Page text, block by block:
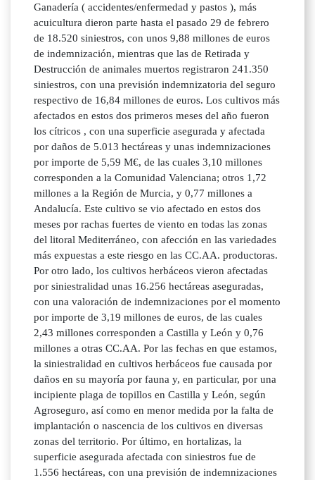
Ganadería ( accidentes/enfermedad y pastos ), más
acuicultura dieron parte hasta el pasado 29 de febrero
de 18.520 siniestros, con unos 9,88 millones de euros
de indemnización, mientras que las de Retirada y
Destrucción de animales muertos registraron 241.350
siniestros, con una previsión indemnizatoria del seguro
respectivo de 16,84 millones de euros. Los cultivos más
afectados en estos dos primeros meses del año fueron
los cítricos , con una superficie asegurada y afectada
por daños de 5.013 hectáreas y unas indemnizaciones
por importe de 5,59 M€, de las cuales 3,10 millones
corresponden a la Comunidad Valenciana; otros 1,72
millones a la Región de Murcia, y 0,77 millones a
Andalucía. Este cultivo se vio afectado en estos dos
meses por rachas fuertes de viento en todas las zonas
del litoral Mediterráneo, con afección en las variedades
más expuestas a este riesgo en las CC.AA. productoras.
Por otro lado, los cultivos herbáceos vieron afectadas
por siniestralidad unas 16.256 hectáreas aseguradas,
con una valoración de indemnizaciones por el momento
por importe de 3,19 millones de euros, de las cuales
2,43 millones corresponden a Castilla y León y 0,76
millones a otras CC.AA. Por las fechas en que estamos,
la siniestralidad en cultivos herbáceos fue causada por
daños en su mayoría por fauna y, en particular, por una
incipiente plaga de topillos en Castilla y León, según
Agroseguro, así como en menor medida por la falta de
implantación o nascencia de los cultivos en diversas
zonas del territorio. Por último, en hortalizas, la
superficie asegurada afectada con siniestros fue de
1.556 hectáreas, con una previsión de indemnizaciones